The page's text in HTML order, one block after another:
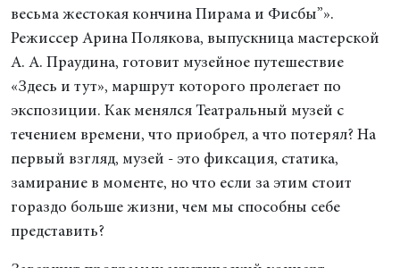
весьма жестокая кончина Пирама и Фисбы”».
Режиссер Арина Полякова, выпускница мастерской
А. А. Праудина, готовит музейное путешествие
«Здесь и тут», маршрут которого пролегает по
экспозиции. Как менялся Театральный музей с
течением времени, что приобрел, а что потерял? На
первый взгляд, музей - это фиксация, статика,
замирание в моменте, но что если за этим стоит
гораздо больше жизни, чем мы способны себе
представить?